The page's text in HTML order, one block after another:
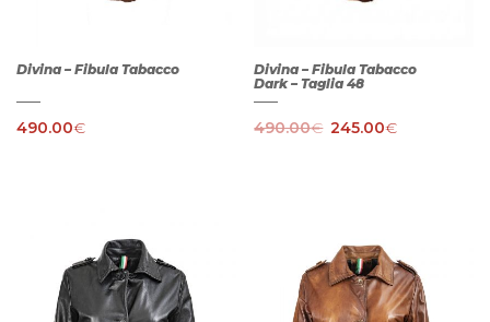
Divina – Fibula Tabacco
490.00€
Divina – Fibula Tabacco
Dark – Taglia 48
490.00€ 245.00€